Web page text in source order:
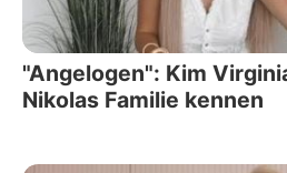
"Angelogen": Kim
Nikolas Familie kennen